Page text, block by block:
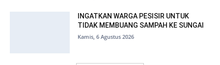
INGATKAN WARGA PESISIR UNTUK
TIDAK MEMBUANG SAMPAH KE SUNGAI
Kamis, 6 Agustus 2026